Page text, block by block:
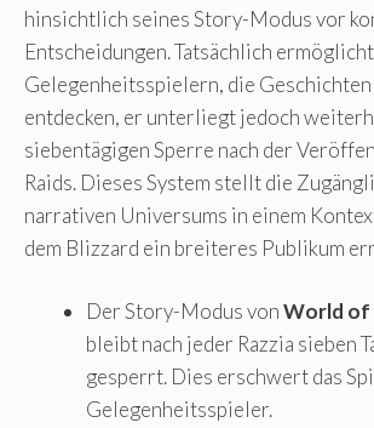
hinsichtlich seines Story-Modus vor
Entscheidungen. Tatsächlich
Gelegenheitsspielern, die Geschichten
entdecken, er unterliegt jedoch
siebentägigen Sperre nach der
Raids. Dieses System stellt die
narrativen Universums in einem
dem Blizzard ein breiteres Publikum
Der Story-Modus vonWorld
bleibt nach jeder Razzia sieben
gesperrt. Dies erschwert das
Gelegenheitsspieler.